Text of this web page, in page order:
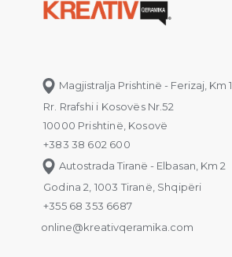
Magjistralja Prishtinë - Ferizaj, Km 1
Rr. Rrafshi i Kosovës Nr.52
10000 Prishtinë, Kosovë
+383 38 602 600
Autostrada Tiranë - Elbasan, Km 2
Godina 2, 1003 Tiranë, Shqipëri
+355 68 353 6687
online@kreativqeramika.com